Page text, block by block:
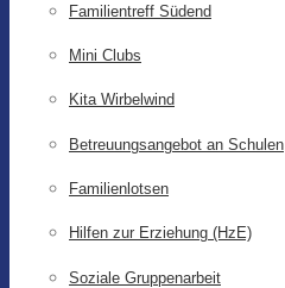
Familientreff Südend
Mini Clubs
Kita Wirbelwind
Betreuungsangebot an Schulen
Familienlotsen
Hilfen zur Erziehung (HzE)
Soziale Gruppenarbeit